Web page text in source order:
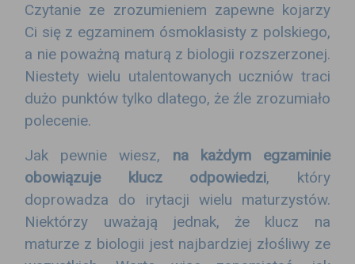
Czytanie ze zrozumieniem zapewne kojarzy
Ci się z egzaminem ósmoklasisty z polskiego,
a nie poważną maturą z biologii rozszerzonej.
Niestety wielu utalentowanych uczniów traci
dużo punktów tylko dlatego, że źle zrozumiało
polecenie.
Jak pewnie wiesz, na każdym egzaminie
obowiązuje klucz odpowiedzi, który
doprowadza do irytacji wielu maturzystów.
Niektórzy uważają jednak, że klucz na
maturze z biologii jest najbardziej złośliwy ze